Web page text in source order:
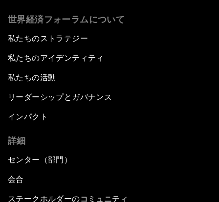
世界経済フォーラムについて
私たちのストラテジー
私たちのアイデンティティ
私たちの活動
リーダーシップとガバナンス
インパクト
詳細
センター（部門）
会合
ステークホルダーのコミュニティ